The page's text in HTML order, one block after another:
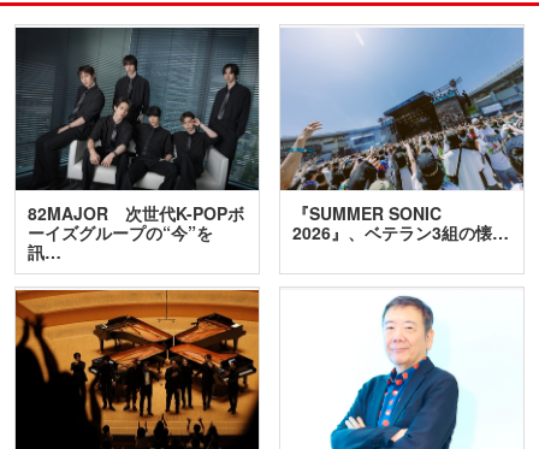
82MAJOR 次世代K-POPボ
ーイズグループの“今”を
訊…
『SUMMER SONIC
2026』、ベテラン3組の懐…